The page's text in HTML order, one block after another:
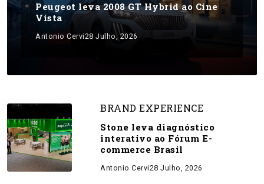
Peugeot leva 2008 GT Hybrid ao Cine
Vista
Antonio Cervi28 Julho, 2026
BRAND EXPERIENCE
Stone leva diagnóstico
interativo ao Fórum E-
commerce Brasil
Antonio Cervi28 Julho, 2026